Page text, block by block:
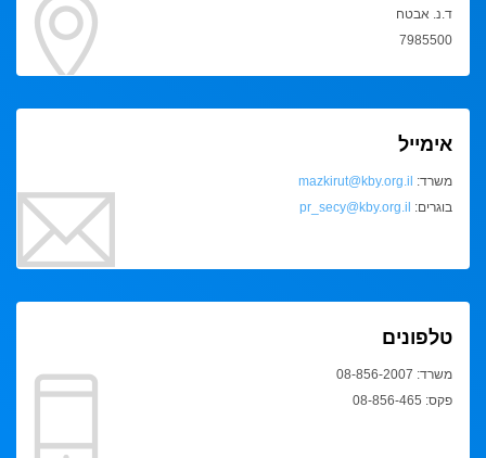
ד.נ. אבטח
7985500
אימייל
משרד: mazkirut@kby.org.il
בוגרים: pr_secy@kby.org.il
טלפונים
משרד: 08-856-2007
פקס: 08-856-465